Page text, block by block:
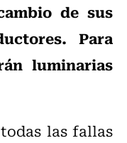
de sus
Para
luminarias
las fallas